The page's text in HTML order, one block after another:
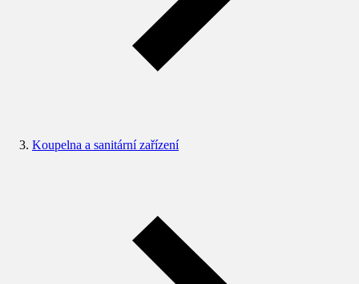
Koupelna a sanitární zařízení